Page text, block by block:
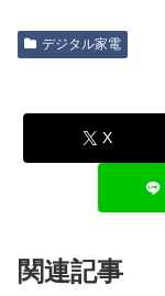
デジタル家電
X
関連記事